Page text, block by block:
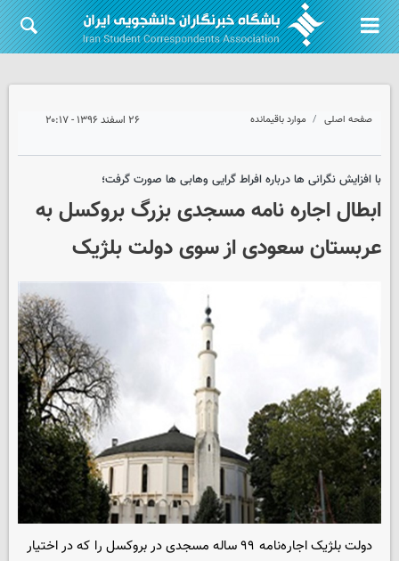
صفحه اصلی موارد باقیمانده ۲۶ اسفند ۱۳۹۶ - ۲۰:۱۷
با افزایش نگرانی ها درباره افراط گرایی وهابی ها صورت گرفت؛
ابطال اجاره نامه مسجدی بزرگ بروکسل به
عربستان سعودی از سوی دولت بلژیک
دولت بلژیک اجاره‌نامه ۹۹ ساله مسجدی در بروکسل را که در اختیار